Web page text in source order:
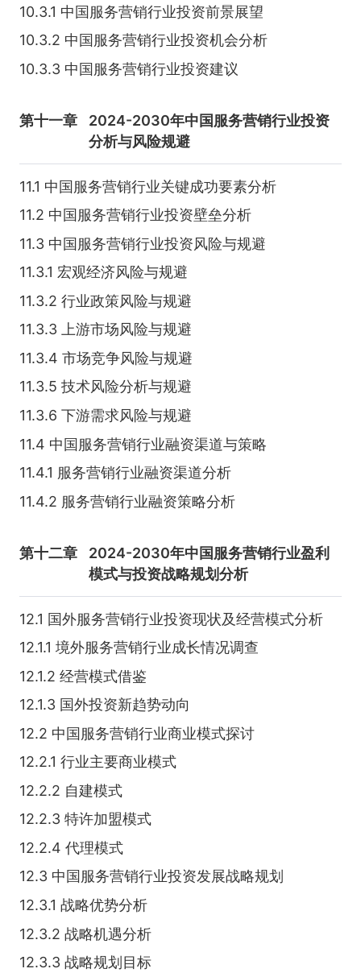
10.3.1 中国服务营销行业投资前景展望
10.3.2 中国服务营销行业投资机会分析
10.3.3 中国服务营销行业投资建议
第十一章
2024-2030年中国服务营销行业投资
分析与风险规避
11.1 中国服务营销行业关键成功要素分析
11.2 中国服务营销行业投资壁垒分析
11.3 中国服务营销行业投资风险与规避
11.3.1 宏观经济风险与规避
11.3.2 行业政策风险与规避
11.3.3 上游市场风险与规避
11.3.4 市场竞争风险与规避
11.3.5 技术风险分析与规避
11.3.6 下游需求风险与规避
11.4 中国服务营销行业融资渠道与策略
11.4.1 服务营销行业融资渠道分析
11.4.2 服务营销行业融资策略分析
第十二章
2024-2030年中国服务营销行业盈利
模式与投资战略规划分析
12.1 国外服务营销行业投资现状及经营模式分析
12.1.1 境外服务营销行业成长情况调查
12.1.2 经营模式借鉴
12.1.3 国外投资新趋势动向
12.2 中国服务营销行业商业模式探讨
12.2.1 行业主要商业模式
12.2.2 自建模式
12.2.3 特许加盟模式
12.2.4 代理模式
12.3 中国服务营销行业投资发展战略规划
12.3.1 战略优势分析
12.3.2 战略机遇分析
12.3.3 战略规划目标